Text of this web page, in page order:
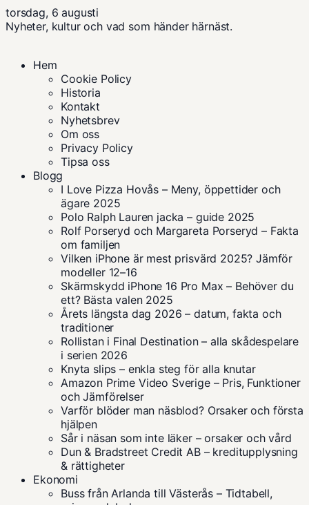
torsdag, 6 augusti
Nyheter, kultur och vad som händer härnäst.
Hem
Cookie Policy
Historia
Kontakt
Nyhetsbrev
Om oss
Privacy Policy
Tipsa oss
Blogg
I Love Pizza Hovås – Meny, öppettider och
ägare 2025
Polo Ralph Lauren jacka – guide 2025
Rolf Porseryd och Margareta Porseryd – Fakta
om familjen
Vilken iPhone är mest prisvärd 2025? Jämför
modeller 12–16
Skärmskydd iPhone 16 Pro Max – Behöver du
ett? Bästa valen 2025
Årets längsta dag 2026 – datum, fakta och
traditioner
Rollistan i Final Destination – alla skådespelare
i serien 2026
Knyta slips – enkla steg för alla knutar
Amazon Prime Video Sverige – Pris, Funktioner
och Jämförelser
Varför blöder man näsblod? Orsaker och första
hjälpen
Sår i näsan som inte läker – orsaker och vård
Dun & Bradstreet Credit AB – kreditupplysning
& rättigheter
Ekonomi
Buss från Arlanda till Västerås – Tidtabell,